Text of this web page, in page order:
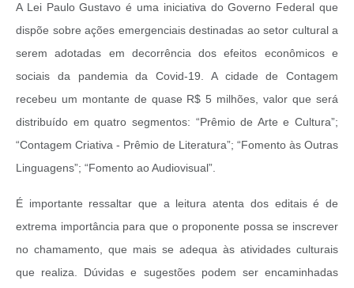
A Lei Paulo Gustavo é uma iniciativa do Governo Federal que
dispõe sobre ações emergenciais destinadas ao setor cultural a
serem adotadas em decorrência dos efeitos econômicos e
sociais da pandemia da Covid-19. A cidade de Contagem
recebeu um montante de quase R$ 5 milhões, valor que será
distribuído em quatro segmentos: “Prêmio de Arte e Cultura”;
“Contagem Criativa - Prêmio de Literatura”; “Fomento às Outras
Linguagens”; “Fomento ao Audiovisual”.
É importante ressaltar que a leitura atenta dos editais é de
extrema importância para que o proponente possa se inscrever
no chamamento, que mais se adequa às atividades culturais
que realiza. Dúvidas e sugestões podem ser encaminhadas